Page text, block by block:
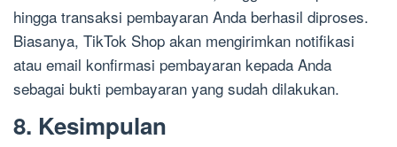
hingga transaksi pembayaran Anda berhasil diproses.
Biasanya, TikTok Shop akan mengirimkan notifikasi
atau email konfirmasi pembayaran kepada Anda
sebagai bukti pembayaran yang sudah dilakukan.
8. Kesimpulan